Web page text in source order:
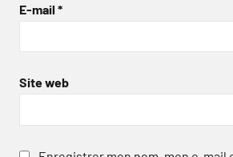
E-mail *
Site web